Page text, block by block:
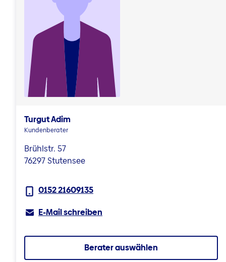
Turgut Adim
Kundenberater
Brühlstr. 57
76297 Stutensee
0152 21609135
E-Mail schreiben
Berater auswählen